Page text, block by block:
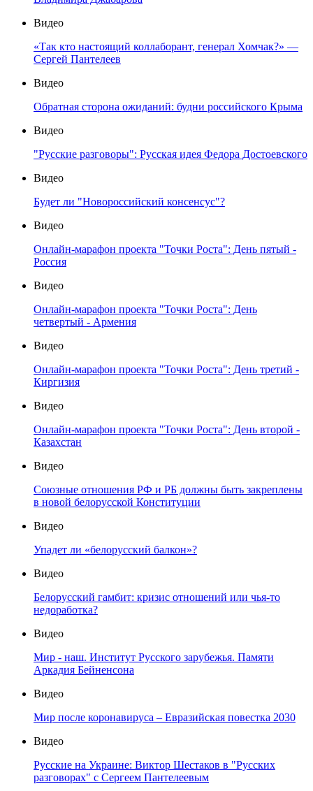
Видео
«Так кто настоящий коллаборант, генерал Хомчак?» —
Сергей Пантелеев
Видео
Обратная сторона ожиданий: будни российского Крыма
Видео
"Русские разговоры": Русская идея Федора Достоевского
Видео
Будет ли "Новороссийский консенсус"?
Видео
Онлайн-марафон проекта "Точки Роста": День пятый -
Россия
Видео
Онлайн-марафон проекта "Точки Роста": День
четвертый - Армения
Видео
Онлайн-марафон проекта "Точки Роста": День третий -
Киргизия
Видео
Онлайн-марафон проекта "Точки Роста": День второй -
Казахстан
Видео
Союзные отношения РФ и РБ должны быть закреплены
в новой белорусской Конституции
Видео
Упадет ли «белорусский балкон»?
Видео
Белорусский гамбит: кризис отношений или чья-то
недоработка?
Видео
Мир - наш. Институт Русского зарубежья. Памяти
Аркадия Бейненсона
Видео
Мир после коронавируса – Евразийская повестка 2030
Видео
Русские на Украине: Виктор Шестаков в "Русских
разговорах" с Сергеем Пантелеевым